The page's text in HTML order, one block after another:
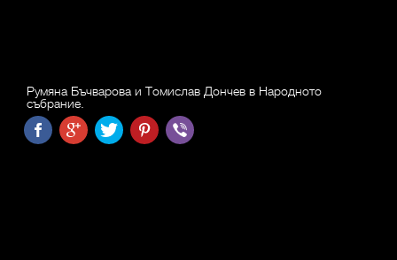
Румяна Бъчварова и Томислав Дончев в Народното
събрание.